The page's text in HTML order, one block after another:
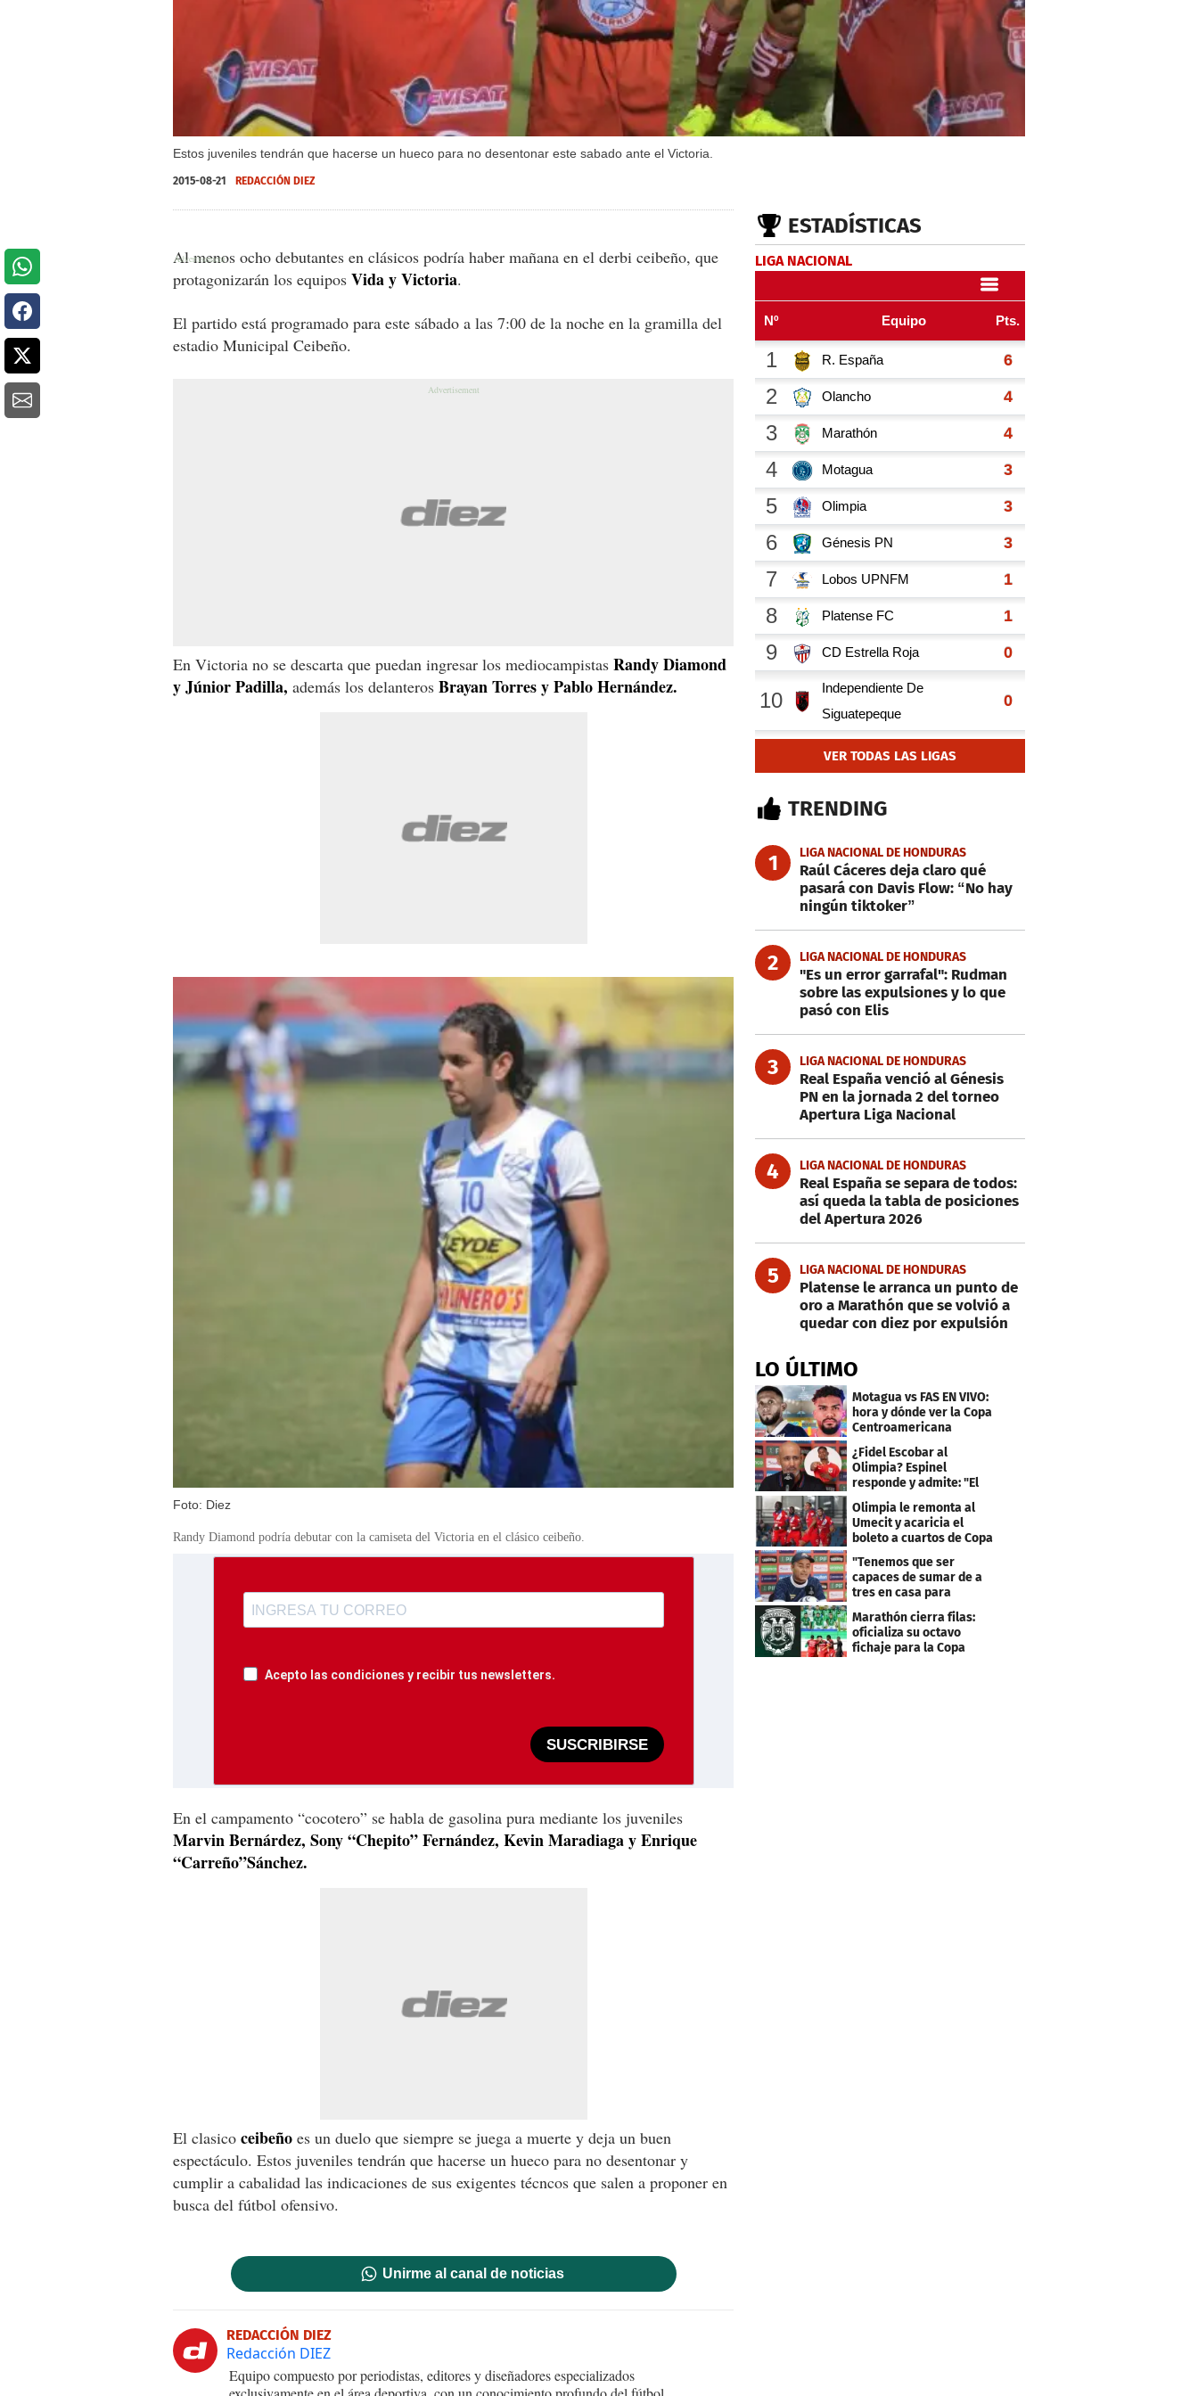
Estos juveniles tendrán que hacerse un hueco para no desentonar este sabado ante el Victoria.
2015-08-21 REDACCIÓN DIEZ
Al menos ocho debutantes en clásicos podría haber mañana en el derbi ceibeño, que
protagonizarán los equipos Vida y Victoria.
El partido está programado para este sábado a las 7:00 de la noche en la gramilla del
estadio Municipal Ceibeño.
En Victoria no se descarta que puedan ingresar los mediocampistas Randy Diamond
y Júnior Padilla, además los delanteros Brayan Torres y Pablo Hernández.
Foto: Diez
Randy Diamond podría debutar con la camiseta del Victoria en el clásico ceibeño.
Acepto las condiciones y recibir tus newsletters.
SUSCRIBIRSE
En el campamento “cocotero” se habla de gasolina pura mediante los juveniles
Marvin Bernárdez, Sony “Chepito” Fernández, Kevin Maradiaga y Enrique
“Carreño”Sánchez.
El clasico ceibeño es un duelo que siempre se juega a muerte y deja un buen
espectáculo. Estos juveniles tendrán que hacerse un hueco para no desentonar y
cumplir a cabalidad las indicaciones de sus exigentes técncos que salen a proponer en
busca del fútbol ofensivo.
Unirme al canal de noticias
REDACCIÓN DIEZ
Redacción DIEZ
Equipo compuesto por periodistas, editores y diseñadores especializados
ESTADÍSTICAS
LIGA NACIONAL
VER TODAS LAS LIGAS
TRENDING
1 LIGA NACIONAL DE HONDURAS
Raúl Cáceres deja claro qué
pasará con Davis Flow: “No hay
ningún tiktoker”
2 LIGA NACIONAL DE HONDURAS
"Es un error garrafal": Rudman
sobre las expulsiones y lo que
pasó con Elis
3 LIGA NACIONAL DE HONDURAS
Real España venció al Génesis
PN en la jornada 2 del torneo
Apertura Liga Nacional
4 LIGA NACIONAL DE HONDURAS
Real España se separa de todos:
así queda la tabla de posiciones
del Apertura 2026
5 LIGA NACIONAL DE HONDURAS
Platense le arranca un punto de
oro a Marathón que se volvió a
quedar con diez por expulsión
LO ÚLTIMO
Motagua vs FAS EN VIVO:
hora y dónde ver la Copa
Centroamericana
¿Fidel Escobar al
Olimpia? Espinel
responde y admite: "El
resultado fue corto"
Olimpia le remonta al
Umecit y acaricia el
boleto a cuartos de Copa
"Tenemos que ser
capaces de sumar de a
tres en casa para
asegurar la
clasificación"
Marathón cierra filas:
oficializa su octavo
fichaje para la Copa